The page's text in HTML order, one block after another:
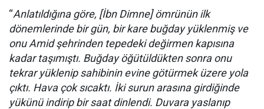
“Anlatıldığına göre, [İbn Dimne] ömrünün ilk
dönemlerinde bir gün, bir kare buğday yüklenmiş ve
onu Amid şehrinden tepedeki değirmen kapısına
kadar taşımıştı. Buğday öğütüldükten sonra onu
tekrar yüklenip sahibinin evine götürmek üzere yola
çıktı. Hava çok sıcaktı. İki surun arasına girdiğinde
yükünü indirip bir saat dinlendi. Duvara yaslanıp